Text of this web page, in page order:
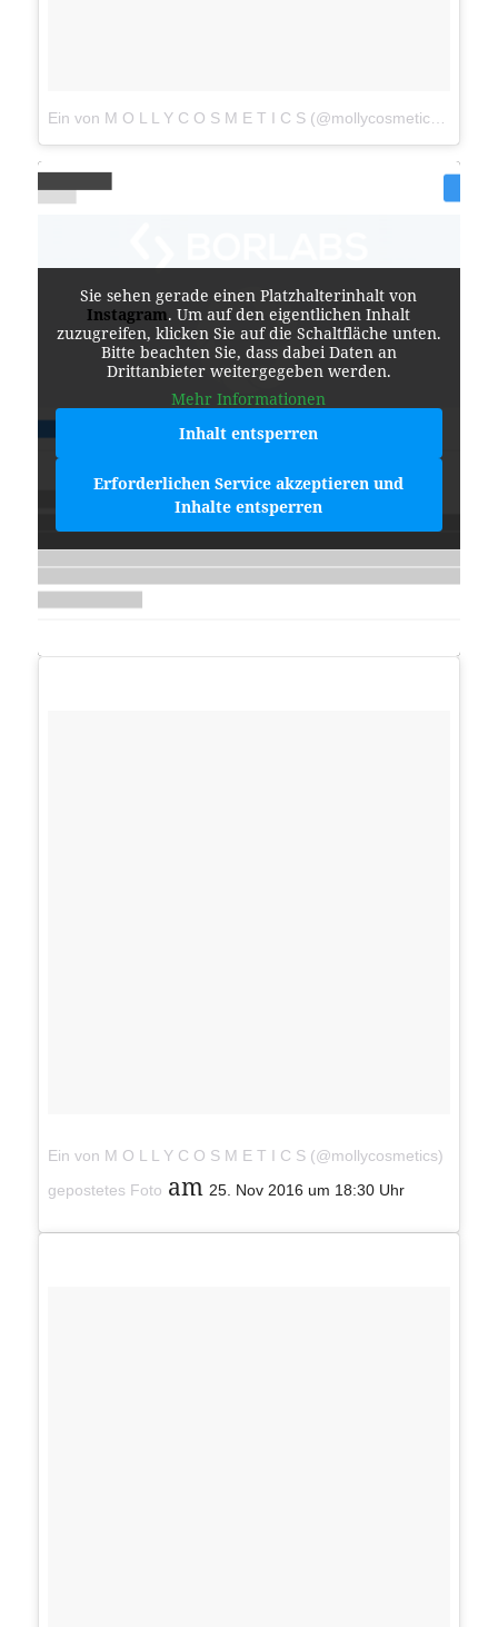
Ein von M O L L Y C O S M E T I C S (@mollycosmetics) gepostetes Foto
Sie sehen gerade einen Platzhalterinhalt von
Instagram. Um auf den eigentlichen Inhalt
zuzugreifen, klicken Sie auf die Schaltfläche unten.
Bitte beachten Sie, dass dabei Daten an
Drittanbieter weitergegeben werden.
Mehr Informationen
Inhalt entsperren
Erforderlichen Service akzeptieren und
Inhalte entsperren
Ein von M O L L Y C O S M E T I C S (@mollycosmetics)
gepostetes Foto am 25. Nov 2016 um 18:30 Uhr